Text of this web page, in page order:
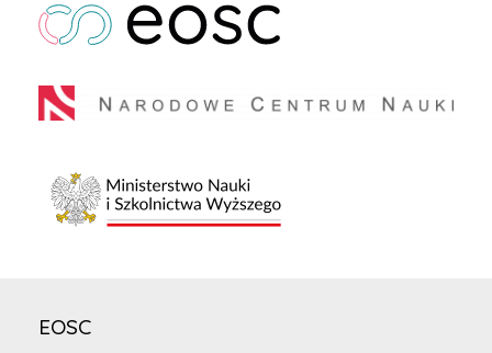
EOSC